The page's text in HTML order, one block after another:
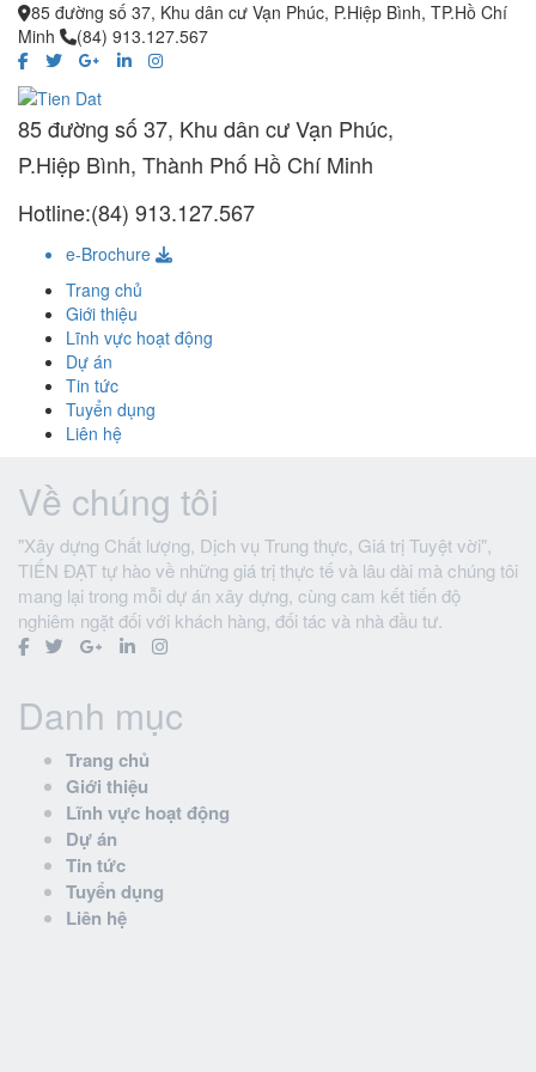
85 đường số 37, Khu dân cư Vạn Phúc, P.Hiệp Bình, TP.Hồ Chí
Minh
(84) 913.127.567
85 đường số 37, Khu dân cư Vạn Phúc,
P.Hiệp Bình, Thành Phố Hồ Chí Minh
Hotline:(84) 913.127.567
e-Brochure
Trang chủ
Giới thiệu
Lĩnh vực hoạt động
Dự án
Tin tức
Tuyển dụng
Liên hệ
Về chúng tôi
"Xây dựng Chất lượng, Dịch vụ Trung thực, Giá trị Tuyệt vời",
TIẾN ĐẠT tự hào về những giá trị thực tế và lâu dài mà chúng tôi
mang lại trong mỗi dự án xây dựng, cùng cam kết tiến độ
nghiêm ngặt đối với khách hàng, đối tác và nhà đầu tư.
Danh mục
Trang chủ
Giới thiệu
Lĩnh vực hoạt động
Dự án
Tin tức
Tuyển dụng
Liên hệ